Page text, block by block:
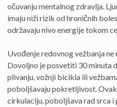
očuvanju mentalnog zdravlja.
imaju niži rizik od hroničnih
održavaju nivo energije tokom
Uvođenje redovnog vežbanja
Dovoljno je posvetiti 30 minuta
plivanju, vožnji bicikla ili
poboljšavaju pokretljivost.
cirkulaciju, poboljšava rad srca i